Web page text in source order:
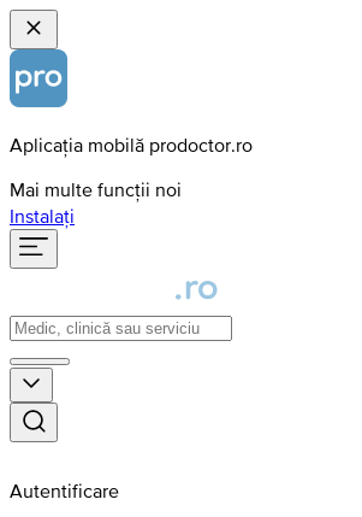
Aplicația mobilă prodoctor.ro
Mai multe funcții noi
Instalați
Autentificare